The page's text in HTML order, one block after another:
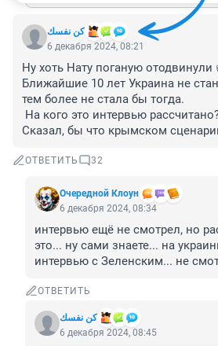
كن نفسك
6 декабря 2024, 08:21
Ну хоть Нату поганую отодвинули
Ближайшие 10 лет Украина не
тем более не стала бы тогда.
Сказал, бы что крымском
ОТВЕТИТЬ 32
Очередной Клоун
6 декабря 2024, 08:34
интервью ещё не смотрел, но
это... ну сами знаете... на
интервью с Зеленским... не
ОТВЕТИТЬ
كن نفسك
6 декабря 2024, 08:45